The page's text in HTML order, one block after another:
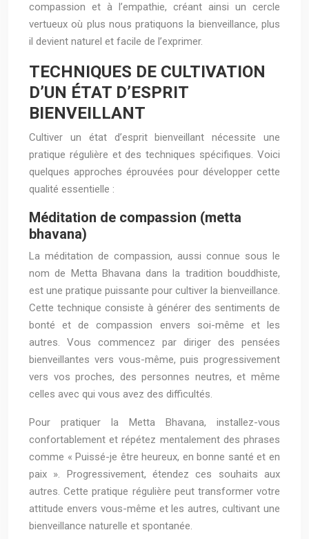
compassion et à l’empathie, créant ainsi un cercle
vertueux où plus nous pratiquons la bienveillance, plus
il devient naturel et facile de l’exprimer.
TECHNIQUES DE CULTIVATION
D’UN ÉTAT D’ESPRIT
BIENVEILLANT
Cultiver un état d’esprit bienveillant nécessite une
pratique régulière et des techniques spécifiques. Voici
quelques approches éprouvées pour développer cette
qualité essentielle :
Méditation de compassion (metta
bhavana)
La méditation de compassion, aussi connue sous le
nom de Metta Bhavana dans la tradition bouddhiste,
est une pratique puissante pour cultiver la bienveillance.
Cette technique consiste à générer des sentiments de
bonté et de compassion envers soi-même et les
autres. Vous commencez par diriger des pensées
bienveillantes vers vous-même, puis progressivement
vers vos proches, des personnes neutres, et même
celles avec qui vous avez des difficultés.
Pour pratiquer la Metta Bhavana, installez-vous
confortablement et répétez mentalement des phrases
comme « Puissé-je être heureux, en bonne santé et en
paix ». Progressivement, étendez ces souhaits aux
autres. Cette pratique régulière peut transformer votre
attitude envers vous-même et les autres, cultivant une
bienveillance naturelle et spontanée.